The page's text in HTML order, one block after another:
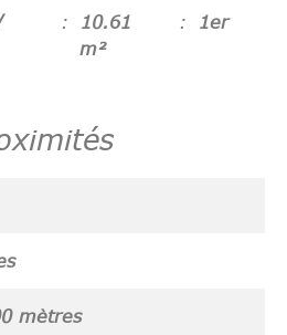
10.61
m²
1er
mètres